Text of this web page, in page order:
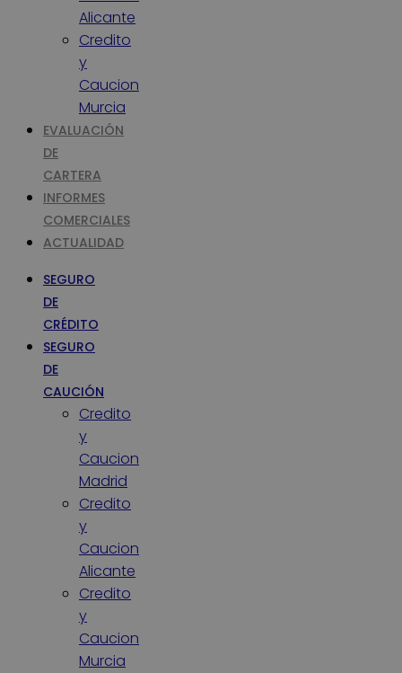
Alicante
Credito
y
Caucion
Murcia
EVALUACIÓN
DE
CARTERA
INFORMES
COMERCIALES
ACTUALIDAD
SEGURO
DE
CRÉDITO
SEGURO
DE
CAUCIÓN
Credito
y
Caucion
Madrid
Credito
y
Caucion
Alicante
Credito
y
Caucion
Murcia